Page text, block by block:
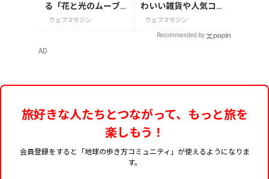
る「花と光のムーブ
メント」が葛西臨海
ウェブマガジン
わいい雑貨や人気コス
メを紹介
ウェブマガジン
Recommended by
AD
旅好きな人たちとつながって、もっと旅を
楽しもう！
会員登録をすると「地球の歩き方コミュニティ」が使えるようになりま
す。